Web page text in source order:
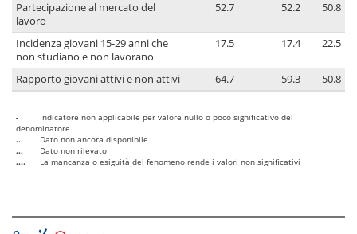
Partecipazione al mercato del
lavoro
52.7 52.2 50.8
Incidenza giovani 15-29 anni che
non studiano e non lavorano
17.5 17.4 22.5
Rapporto giovani attivi e non attivi 64.7 59.3 50.8
-
Indicatore non applicabile per valore nullo o poco significativo del
denominatore
..
Dato non ancora disponibile
...
Dato non rilevato
....
La mancanza o esiguità del fenomeno rende i valori non significativi